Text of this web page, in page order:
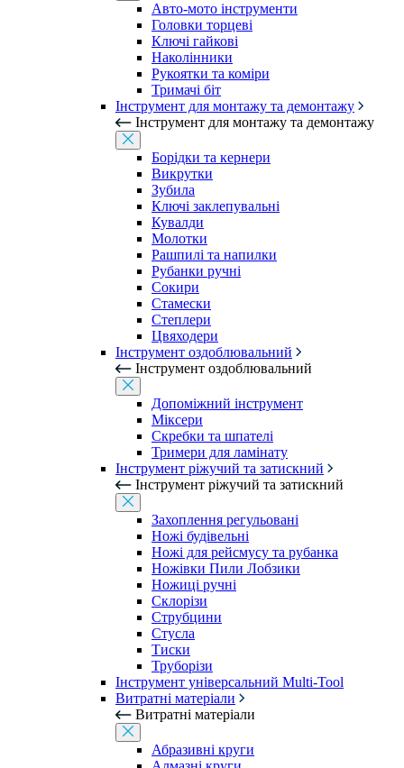
Авто-мото інструменти
Головки торцеві
Ключі гайкові
Наколінники
Рукоятки та коміри
Тримачі біт
Інструмент для монтажу та демонтажу
Інструмент для монтажу та демонтажу
Борідки та кернери
Викрутки
Зубила
Ключі заклепувальні
Кувалди
Молотки
Рашпилі та напилки
Рубанки ручні
Сокири
Стамески
Степлери
Цвяходери
Інструмент оздоблювальний
Інструмент оздоблювальний
Допоміжний інструмент
Міксери
Скребки та шпателі
Тримери для ламінату
Інструмент ріжучий та затискний
Інструмент ріжучий та затискний
Захоплення регульовані
Ножі будівельні
Ножі для рейсмусу та рубанка
Ножівки Пили Лобзики
Ножиці ручні
Склорізи
Струбцини
Стусла
Тиски
Труборізи
Інструмент універсальний Multi-Tool
Витратні матеріали
Витратні матеріали
Абразивні круги